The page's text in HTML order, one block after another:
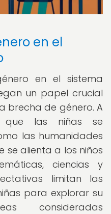
en el
en el sistema
un papel crucial
brecha de género. A
que las niñas se
las humanidades
se alienta a los niños
ciencias y
limitan las
para explorar su
consideradas